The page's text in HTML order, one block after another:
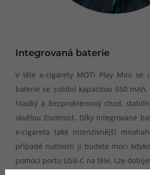
Integrovaná baterie
V těle e-cigarety MOTI Play Mini se
baterie se solidní kapacitou 650
hladký a bezproblémový chod,
skvělou životnost. Díky integrované
e-cigareta také intenzivnější
případě nutnosti ji budete moci
pomocí portu USB-C na těle. Lze